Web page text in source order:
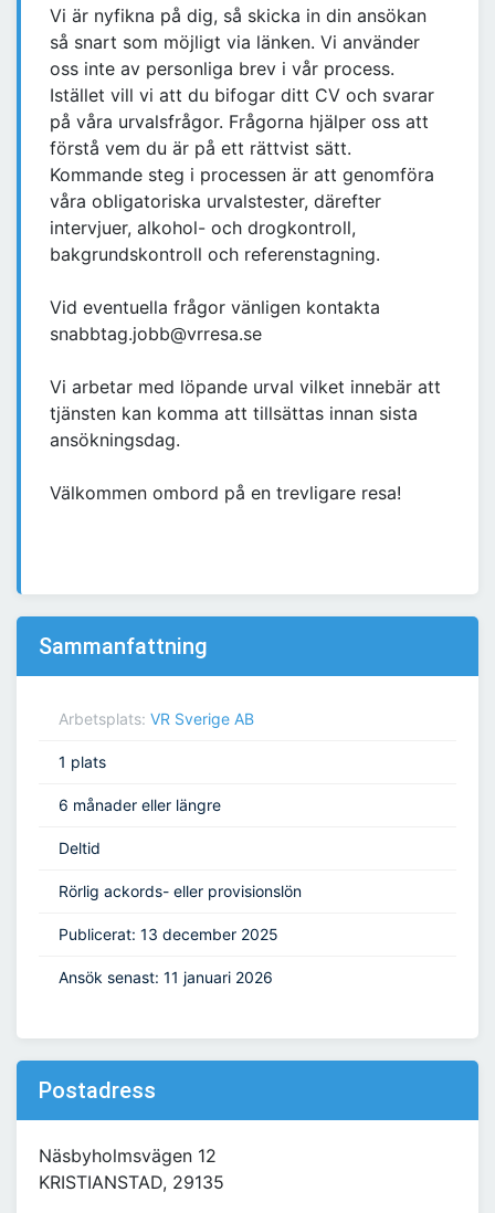
Vi är nyfikna på dig, så skicka in din ansökan
så snart som möjligt via länken. Vi använder
oss inte av personliga brev i vår process.
Istället vill vi att du bifogar ditt CV och svarar
på våra urvalsfrågor. Frågorna hjälper oss att
förstå vem du är på ett rättvist sätt.
Kommande steg i processen är att genomföra
våra obligatoriska urvalstester, därefter
intervjuer, alkohol- och drogkontroll,
bakgrundskontroll och referenstagning.
Vid eventuella frågor vänligen kontakta
snabbtag.jobb@vrresa.se
Vi arbetar med löpande urval vilket innebär att
tjänsten kan komma att tillsättas innan sista
ansökningsdag.
Välkommen ombord på en trevligare resa!
Sammanfattning
Arbetsplats: VR Sverige AB
1 plats
6 månader eller längre
Deltid
Rörlig ackords- eller provisionslön
Publicerat: 13 december 2025
Ansök senast: 11 januari 2026
Postadress
Näsbyholmsvägen 12
KRISTIANSTAD, 29135